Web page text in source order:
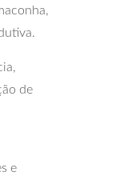
de
e